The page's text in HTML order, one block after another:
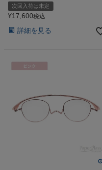
次回入荷は未定
¥17,600税込
詳細を見る